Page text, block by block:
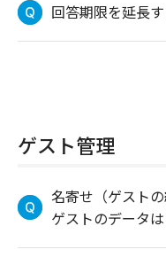
回答期限を延長
ゲスト管理
名寄せ（ゲスト
ゲストのデータ